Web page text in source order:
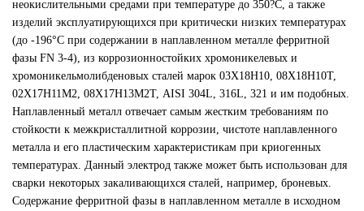
неокислительными средами при температуре до 350?С, а также
изделий эксплуатирующихся при критически низких температурах
(до -196°С при содержании в наплавленном металле ферритной
фазы FN 3-4), из коррозионностойких хромоникелевых и
хромоникельмолибденовых сталей марок 03Х18Н10, 08Х18Н10Т,
02Х17Н11М2, 08Х17Н13М2Т, AISI 304L, 316L, 321 и им подобных.
Наплавленный металл отвечает самым жестким требованиям по
стойкости к межкристаллитной коррозии, чистоте наплавленного
металла и его пластическим характеристикам при криогенных
температурах. Данный электрод также может быть использован для
сварки некоторых закаливающихся сталей, например, броневых.
Содержание ферритной фазы в наплавленном металле в исходном